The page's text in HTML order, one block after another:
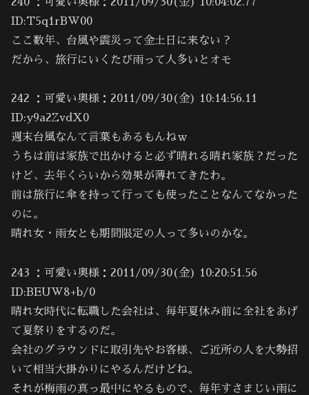
ID:T5q1rBW00
ここ数年、台風や震災って金土日に来ない？
だから、旅行にいくたび雨って人多いとオモ
242 ：可愛い奥様：2011/09/30(金) 10:14:56.11
ID:y9a2ZvdX0
週末台風なんて言葉もあるもんねｗ
うちは前は家族で出かけると必ず晴れる晴れ家族？だった
けど、去年くらいから効果が薄れてきたわ。
前は旅行に傘を持って行っても使ったことなんてなかった
のに。
晴れ女・雨女とも期間限定の人って多いのかな。
243 ：可愛い奥様：2011/09/30(金) 10:20:51.56
ID:BEUW8+b/0
晴れ女時代に転職した会社は、毎年夏休み前に全社をあげ
て夏祭りをするのだ。
会社のグラウンドに取引先やお客様、ご近所の人を大勢招
いて相当大掛かりにやるんだけどね。
それが梅雨の真っ最中にやるもので、毎年すさまじい雨に